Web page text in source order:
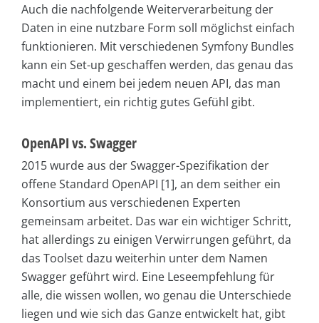
Auch die nachfolgende Weiterverarbeitung der
Daten in eine nutzbare Form soll möglichst einfach
funktionieren. Mit verschiedenen Symfony Bundles
kann ein Set-up geschaffen werden, das genau das
macht und einem bei jedem neuen API, das man
implementiert, ein richtig gutes Gefühl gibt.
OpenAPI vs. Swagger
2015 wurde aus der Swagger-Spezifikation der
offene Standard OpenAPI [1], an dem seither ein
Konsortium aus verschiedenen Experten
gemeinsam arbeitet. Das war ein wichtiger Schritt,
hat allerdings zu einigen Verwirrungen geführt, da
das Toolset dazu weiterhin unter dem Namen
Swagger geführt wird. Eine Leseempfehlung für
alle, die wissen wollen, wo genau die Unterschiede
liegen und wie sich das Ganze entwickelt hat, gibt